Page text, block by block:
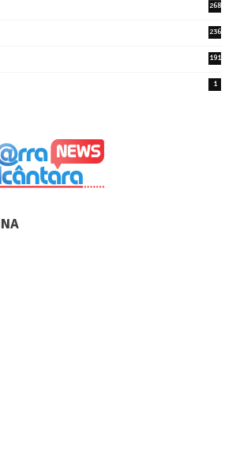
268
236
191
1